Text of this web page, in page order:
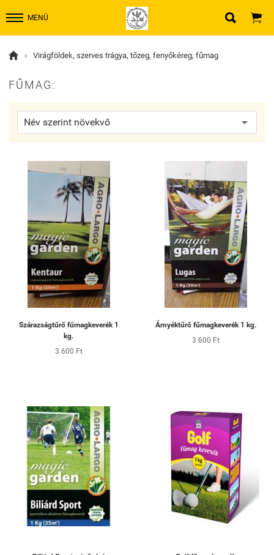
MENÜ  
 » Virágföldek, szerves trágya, tőzeg, fenyőkéreg, fűmag
FŰMAG:
Szárazságtűrő fűmagkeverék 1
kg.
3 600 Ft
Árnyéktűrő fűmagkeverék 1 kg.
3 600 Ft